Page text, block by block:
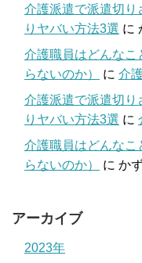
介護派遣で派遣切り
りヤバい方法3選 に
介護職員はどんなこ
らないのか）
に 介
介護派遣で派遣切り
りヤバい方法3選 に
介護職員はどんなこ
らないのか）
に か
アーカイブ
2023年